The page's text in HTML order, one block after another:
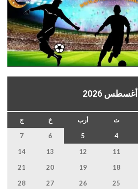
أغسطس 2026
ث أرب خ
ج
4
5
6
7
11
12
13
14
18
19
20
21
25
26
27
28